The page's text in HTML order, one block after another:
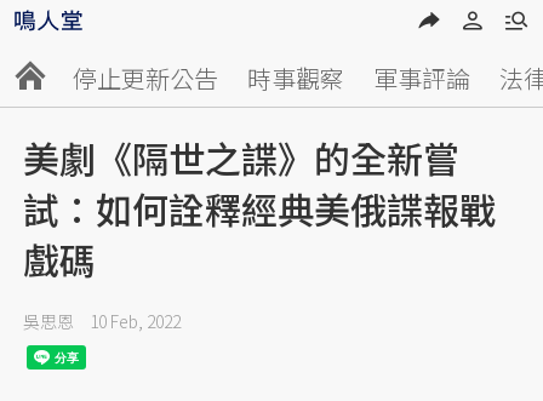
停止更新公告 時事觀察 軍事評論 法
美劇《隔世之諜》的全新嘗
試：如何詮釋經典美俄諜報戰
戲碼
吳思恩 10 Feb, 2022